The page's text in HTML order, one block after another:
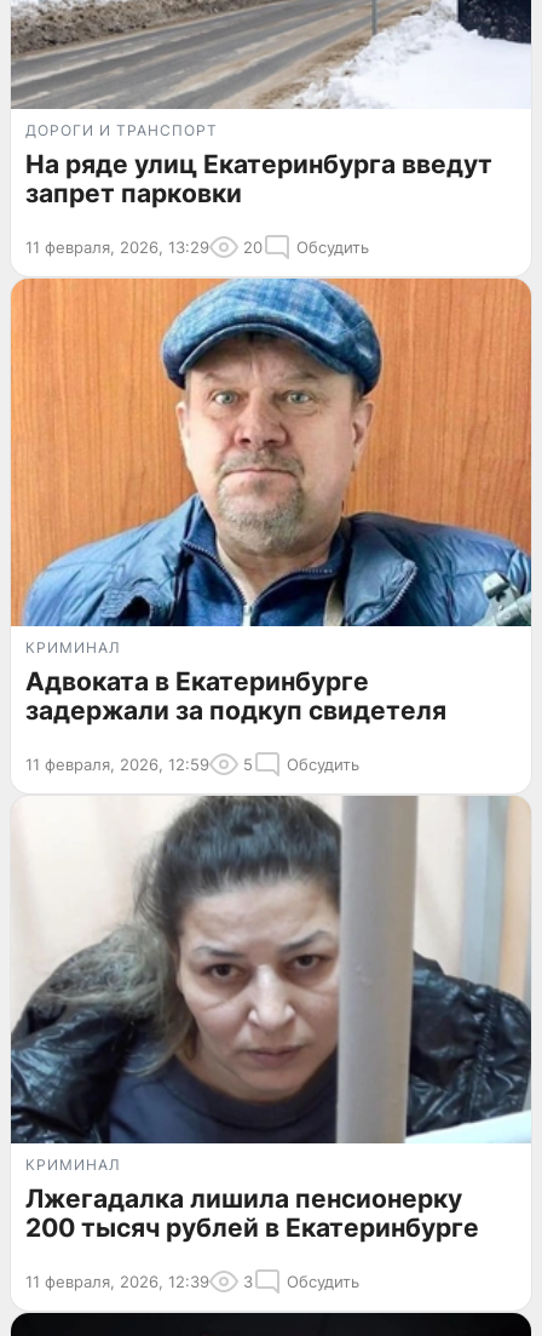
ДОРОГИ И ТРАНСПОРТ
На ряде улиц Екатеринбурга введут
запрет парковки
11 февраля, 2026, 13:29 20 Обсудить
КРИМИНАЛ
Адвоката в Екатеринбурге
задержали за подкуп свидетеля
11 февраля, 2026, 12:59 5 Обсудить
КРИМИНАЛ
Лжегадалка лишила пенсионерку
200 тысяч рублей в Екатеринбурге
11 февраля, 2026, 12:39 3 Обсудить